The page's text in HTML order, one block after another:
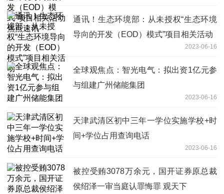
通讯！生态环境部：从未授权“生态环境
导向的开发（EOD）模式”项目相关活动
2023-06-16
全球观焦点：智光电气：拟出资1亿元参
与组建广州储能集团
2023-06-16
天津武清区初中三年一学位实施学校+时
间+学位占用查询电话
2023-06-16
被控受贿3078万余元，国开证券原总裁
侯绍泽一审当庭认罪悔罪 观天下